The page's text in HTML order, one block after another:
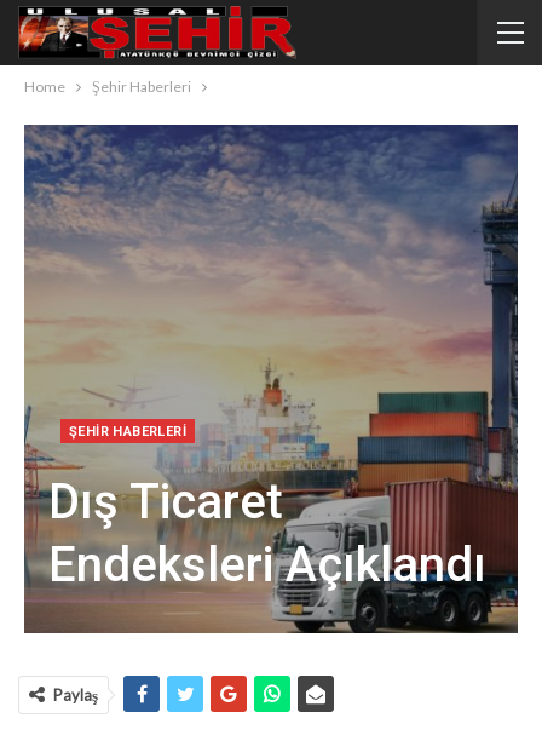
Home Şehir Haberleri
ŞEHIR HABERLERI
Dış Ticaret
Endeksleri Açıklandı
Paylaş